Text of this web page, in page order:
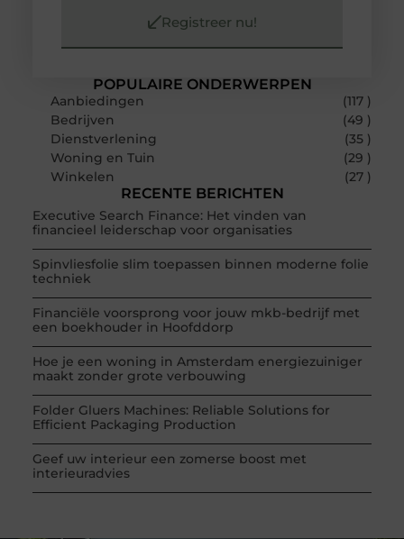
POPULAIRE ONDERWERPEN
Aanbiedingen
(117 )
Bedrijven
(49 )
Dienstverlening
(35 )
Woning en Tuin
(29 )
Winkelen
(27 )
RECENTE BERICHTEN
Executive Search Finance: Het vinden van
financieel leiderschap voor organisaties
Spinvliesfolie slim toepassen binnen moderne folie
techniek
Financiële voorsprong voor jouw mkb-bedrijf met
een boekhouder in Hoofddorp
Hoe je een woning in Amsterdam energiezuiniger
maakt zonder grote verbouwing
Folder Gluers Machines: Reliable Solutions for
Efficient Packaging Production
Geef uw interieur een zomerse boost met
interieuradvies
Registreer nu!